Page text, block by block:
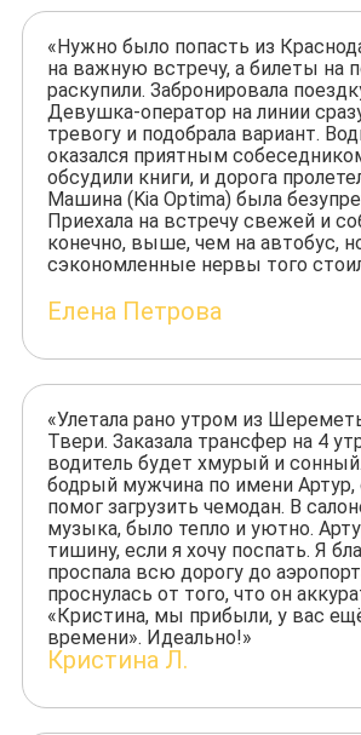
«Нужно было попасть из
на важную встречу, а билеты на
раскупили. Забронировала
Девушка-оператор на линии
тревогу и подобрала вариант.
оказался приятным
обсудили книги, и дорога
Машина (Kia Optima) была
Приехала на встречу свежей и
конечно, выше, чем на автобус,
сэкономленные нервы того
Елена Петрова
«Улетала рано утром из
Твери. Заказала трансфер на 4
водитель будет хмурый и
бодрый мужчина по имени Артур,
помог загрузить чемодан. В
музыка, было тепло и уютно.
тишину, если я хочу поспать. Я
проспала всю дорогу до
проснулась от того, что он
«Кристина, мы прибыли, у вас
времени». Идеально!»
Кристина Л.